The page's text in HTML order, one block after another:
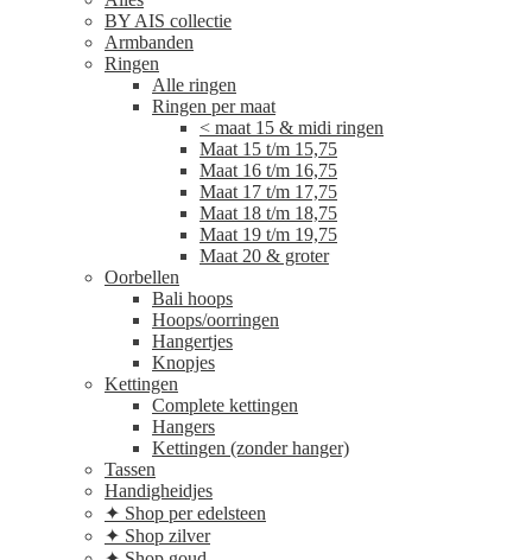
BY AIS collectie
Armbanden
Ringen
Alle ringen
Ringen per maat
< maat 15 & midi ringen
Maat 15 t/m 15,75
Maat 16 t/m 16,75
Maat 17 t/m 17,75
Maat 18 t/m 18,75
Maat 19 t/m 19,75
Maat 20 & groter
Oorbellen
Bali hoops
Hoops/oorringen
Hangertjes
Knopjes
Kettingen
Complete kettingen
Hangers
Kettingen (zonder hanger)
Tassen
Handigheidjes
✦ Shop per edelsteen
✦ Shop zilver